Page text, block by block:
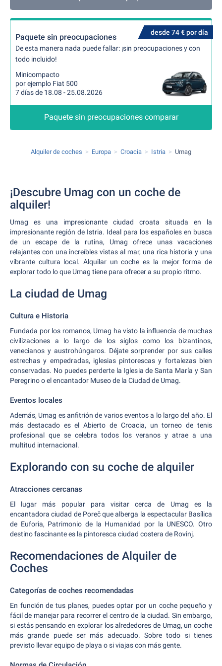
desde 74 € por día
Paquete sin preocupaciones
De esta manera nada puede fallar: ¡sin preocupaciones y con
todo incluido!
Minicompacto
por ejemplo Fiat 500
7 días de 18.08 - 25.08.2026
Paquete sin preocupaciones comparar
Alquiler de coches Europa Croacia Istria Umag
¡Descubre Umag con un coche de
alquiler!
Umag es una impresionante ciudad croata situada en la
impresionante región de Istria. Ideal para los españoles en busca
de un escape de la rutina, Umag ofrece unas vacaciones
relajantes con una increíbles vistas al mar, una rica historia y una
vibrante cultura local. Alquilar un coche es la mejor forma de
explorar todo lo que Umag tiene para ofrecer a su propio ritmo.
La ciudad de Umag
Cultura e Historia
Fundada por los romanos, Umag ha visto la influencia de muchas
civilizaciones a lo largo de los siglos como los bizantinos,
venecianos y austrohúngaros. Déjate sorprender por sus calles
estrechas y empedradas, iglesias pintorescas y fortalezas bien
conservadas. No puedes perderte la Iglesia de Santa María y San
Peregrino o el encantador Museo de la Ciudad de Umag.
Eventos locales
Además, Umag es anfitrión de varios eventos a lo largo del año. El
más destacado es el Abierto de Croacia, un torneo de tenis
profesional que se celebra todos los veranos y atrae a una
multitud internacional.
Explorando con su coche de alquiler
Atracciones cercanas
El lugar más popular para visitar cerca de Umag es la
encantadora ciudad de Poreč que alberga la espectacular Basílica
de Euforia, Patrimonio de la Humanidad por la UNESCO. Otro
destino fascinante es la pintoresca ciudad costera de Rovinj.
Recomendaciones de Alquiler de
Coches
Categorías de coches recomendadas
En función de tus planes, puedes optar por un coche pequeño y
fácil de manejar para recorrer el centro de la ciudad. Sin embargo,
si estás pensando en explorar los alrededores de Umag, un coche
más grande puede ser más adecuado. Sobre todo si tienes
previsto llevar equipo de playa o si viajas con más gente.